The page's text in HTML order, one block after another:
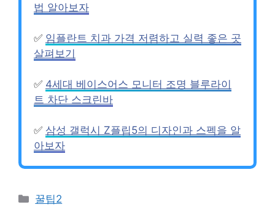
법 알아보자
✅ 임플란트 치과 가격 저렴하고 실력 좋은 곳
살펴보기
✅ 4세대 베이스어스 모니터 조명 블루라이
트 차단 스크린바
✅ 삼성 갤럭시 Z플립5의 디자인과 스펙을 알
아보자
Categories
꿀팁2